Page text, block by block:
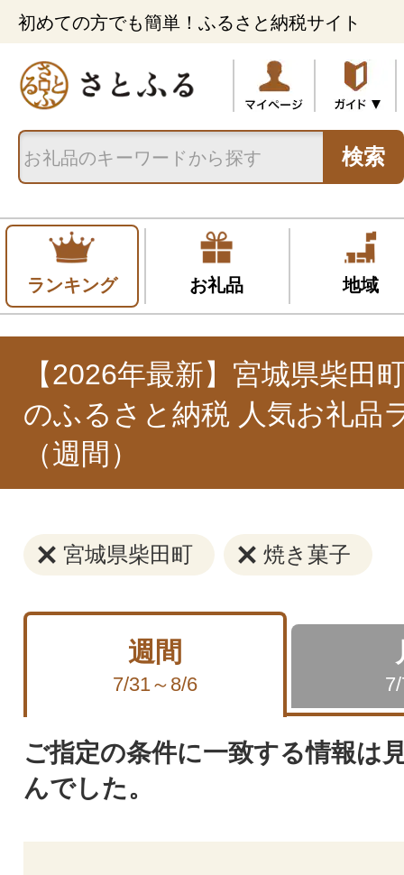
初めての方でも簡単！ふるさと納税サイト
検索
ランキング お礼品 地域
【2026年最新】宮城県柴田
のふるさと納税 人気お礼品
（週間）
宮城県柴田町 焼き菓子
週間
7/31～8/6
ご指定の条件に一致する情報は
んでした。